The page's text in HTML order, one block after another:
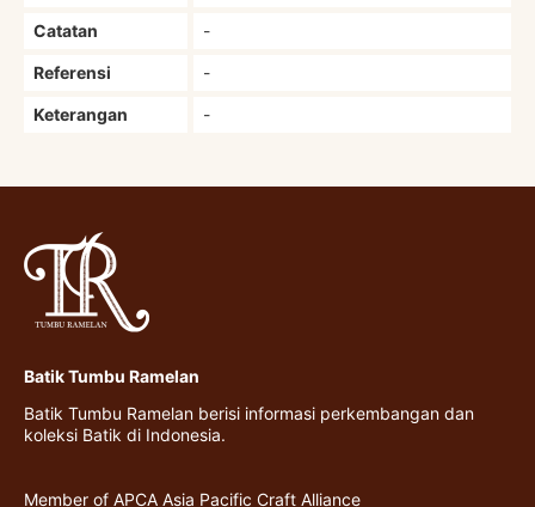
Catatan -
Referensi -
Keterangan -
Batik Tumbu Ramelan
Batik Tumbu Ramelan berisi informasi perkembangan dan
koleksi Batik di Indonesia.
Member of APCA Asia Pacific Craft Alliance